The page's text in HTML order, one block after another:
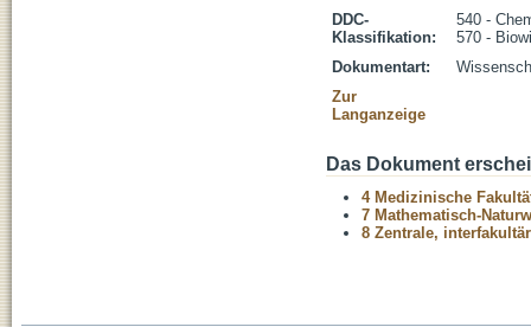
DDC-
Klassifikation:
540 -
570 -
Dokumentart:
Zur
Langanzeige
Das Dokument
4 Medizinische
7 Mathematisch-
8 Zentrale,